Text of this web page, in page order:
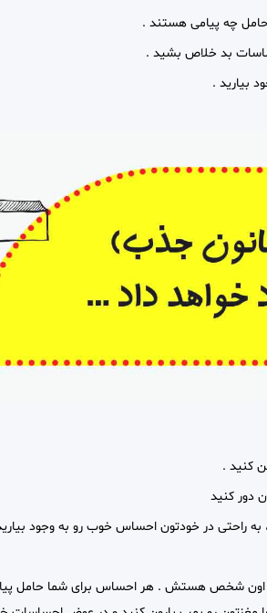
حامل چه پیامی هستند .
بد خلاص بشید .
بیارید .
کنید .
دور کنید
به راحتی در خودتون احساس خوب رو به وجود
اون شخص هستش . هر احساس برای شما حامل پیام